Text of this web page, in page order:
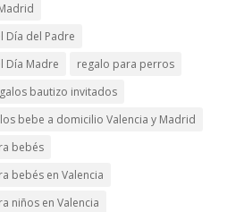
Día del Padre
Día Madre
regalo para perros
bautizo invitados
bebe a domicilio Valencia y Madrid
bebés
bebés en Valencia
niños en Valencia